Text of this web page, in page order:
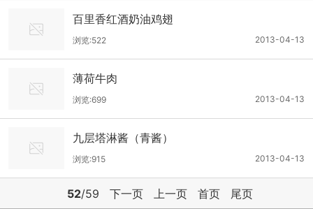
百里香红酒奶油鸡翅
2013-04-13
浏览:522
薄荷牛肉
2013-04-13
浏览:699
九层塔淋酱（青酱）
2013-04-13
浏览:915
52/59 下一页 上一页 首页 尾页